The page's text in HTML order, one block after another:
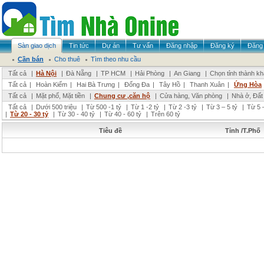
Sàn giao dịch Tin tức Dự án Tư vấn Đăng nhập Đăng ký
Đăng
Cần bán
Cho thuê
Tìm theo nhu cầu
Tất cả
| Hà Nội | Đà Nẵng | TP HCM | Hải Phòng | An Giang | Chọn tỉnh thành
Tất cả | Hoàn Kiếm | Hai Bà Trưng | Đống Đa | Tây Hồ | Thanh Xuân |
Ứng Hòa
Tất cả
| Mặt phố, Mặt tiền | Chung cư ,căn hộ | Cửa hàng, Văn phòng | Nhà ở,
Tất cả
| Dưới 500 triệu | Từ 500 -1 tỷ | Từ 1 -2 tỷ | Từ 2 -3 tỷ | Từ 3 – 5 tỷ | Từ 5
| Từ 20 - 30 tỷ | Từ 30 - 40 tỷ | Từ 40 - 60 tỷ | Trên 60 tỷ
Tiêu đề Tỉnh /T.Phố